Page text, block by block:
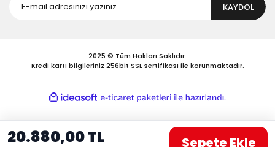
20.880,00 TL Sepete Ekle
KAYDOL
2025 © Tüm Hakları Saklıdır.
Kredi kartı bilgileriniz 256bit SSL sertifikası ile korunmaktadır.
ideasoft
e-
paketleri